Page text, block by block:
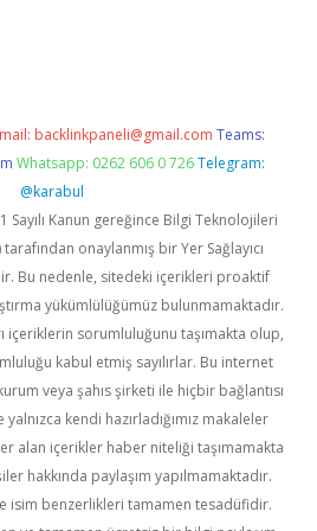
backlinkpaneli@gmail.com Teams:
Whatsapp: 0262 606 0 726 Telegram:
@karabul
Sayılı Kanun gereğince Bilgi Teknolojileri
onaylanmış bir Yer Sağlayıcı
Bu nedenle, sitedeki içerikleri proaktif
yükümlülüğümüz bulunmamaktadır.
içeriklerin sorumluluğunu taşımakta olup,
kabul etmiş sayılırlar. Bu internet
veya şahıs şirketi ile hiçbir bağlantısı
kendi hazırladığımız makaleler
alan içerikler haber niteliği taşımamakta
hakkında paylaşım yapılmamaktadır.
isim benzerlikleri tamamen tesadüfidir.